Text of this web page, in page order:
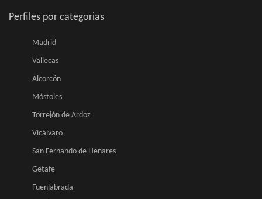
Perfiles por categorias
Madrid
Vallecas
Alcorcón
Móstoles
Torrejón de Ardoz
Vicálvaro
San Fernando de Henares
Getafe
Fuenlabrada